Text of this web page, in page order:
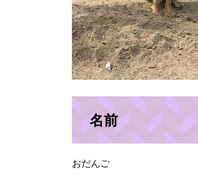
名前
おだんご